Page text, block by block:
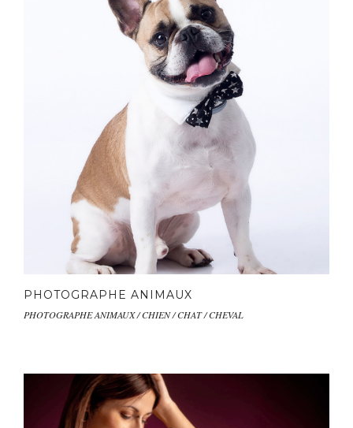
PHOTOGRAPHE ANIMAUX
PHOTOGRAPHE ANIMAUX / CHIEN / CHAT / CHEVAL